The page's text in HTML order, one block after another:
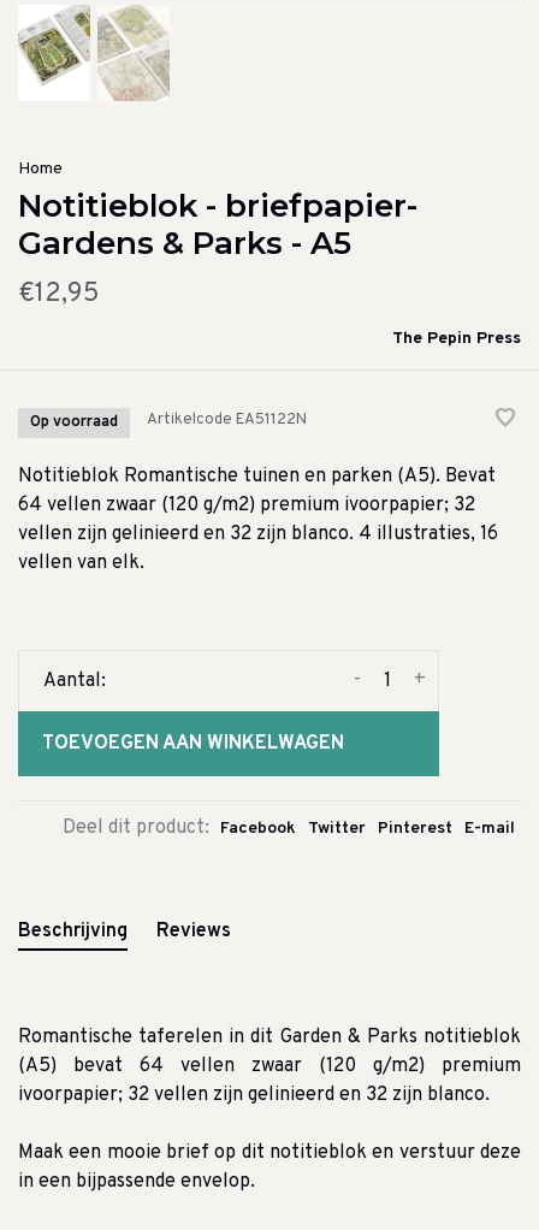
Home
Notitieblok - briefpapier-
Gardens & Parks - A5
€12,95
The Pepin Press
Op voorraad Artikelcode EA51122N
Notitieblok Romantische tuinen en parken (A5). Bevat
64 vellen zwaar (120 g/m2) premium ivoorpapier; 32
vellen zijn gelinieerd en 32 zijn blanco. 4 illustraties, 16
vellen van elk.
Aantal: +
-
TOEVOEGEN AAN WINKELWAGEN
Deel dit product: Facebook Twitter Pinterest E-mail
Beschrijving Reviews
Romantische taferelen in dit Garden & Parks notitieblok
(A5) bevat 64 vellen zwaar (120 g/m2) premium
ivoorpapier; 32 vellen zijn gelinieerd en 32 zijn blanco.
Maak een mooie brief op dit notitieblok en verstuur deze
in een bijpassende envelop.